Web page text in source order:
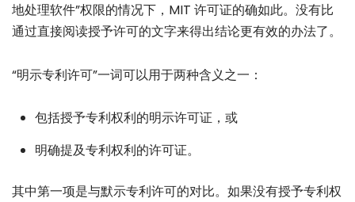
地处理软件”权限的情况下，MIT 许可证的确如此。没有比
通过直接阅读授予许可的文字来得出结论更有效的办法了。
“明示专利许可”一词可以用于两种含义之一：
包括授予专利权利的明示许可证，或
明确提及专利权利的许可证。
其中第一项是与默示专利许可的对比。如果没有授予专利权